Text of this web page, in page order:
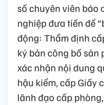
số chuyên viên báo
nghiệp đưa tiền để
động: Thẩm định
ký bản công bố sản
xác nhận nội dung
hậu kiểm, cấp Giấy
lãnh đạo cấp